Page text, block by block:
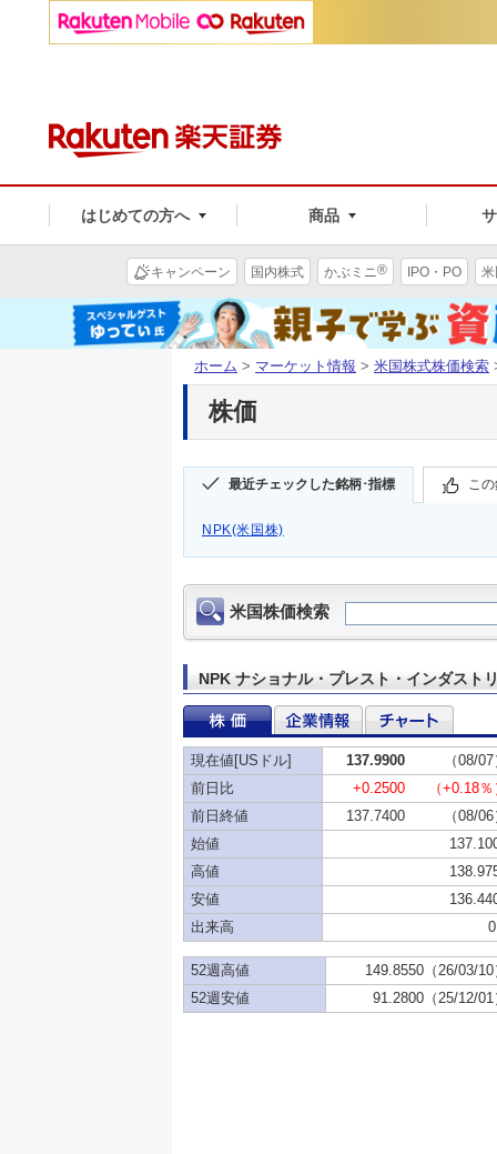
はじめての方へ 商品
キャンペーン 国内株式 かぶミニ® IPO・PO
ホーム > マーケット情報 > 米国株式株価検索
株価
最近チェックした銘柄･指標 こ
NPK(米国株)